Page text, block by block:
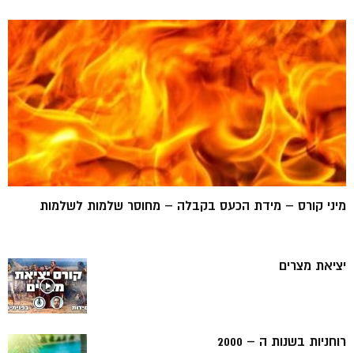
מיני קורס – מידת הכעס בקבלה – מחוסר שלמות לשלמות
יציאת מצרים
רוחניות בשנות ה – 2000